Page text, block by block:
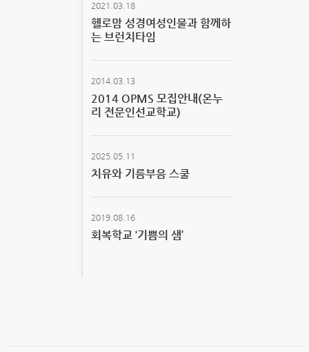
2021.03.18
헬로맘 성경여성인물과 함께하
는 브런치타임
2014.03.13
2014 OPMS 모집안내(온누
리 전문인선교학교)
2025.05.11
치유와 기름부음 스쿨
2019.08.16
회복학교 ‘기쁨의 샘’